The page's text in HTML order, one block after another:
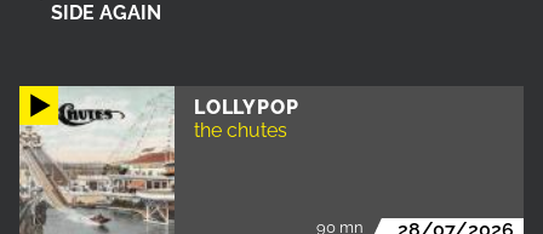
LOLLYPOP
the chutes
90 mn
SIDE AGAIN